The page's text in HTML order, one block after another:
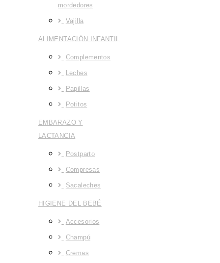
mordedores
Vajilla
ALIMENTACIÓN INFANTIL
Complementos
Leches
Papillas
Potitos
EMBARAZO Y
LACTANCIA
Postparto
Compresas
Sacaleches
HIGIENE DEL BEBÉ
Accesorios
Champú
Cremas